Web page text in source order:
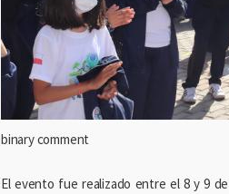
binary comment
El evento fue realizado entre el 8 y 9